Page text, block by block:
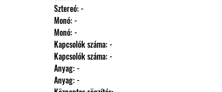
                Sztereó: -
                Monó: -
                Monó: -
                Kapcsolók száma: -
                Kapcsolók száma: -
                Anyag: -
                Anyag: -